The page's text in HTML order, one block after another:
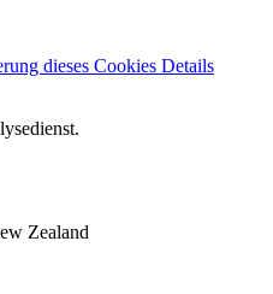
dieses Cookies Details
Zealand